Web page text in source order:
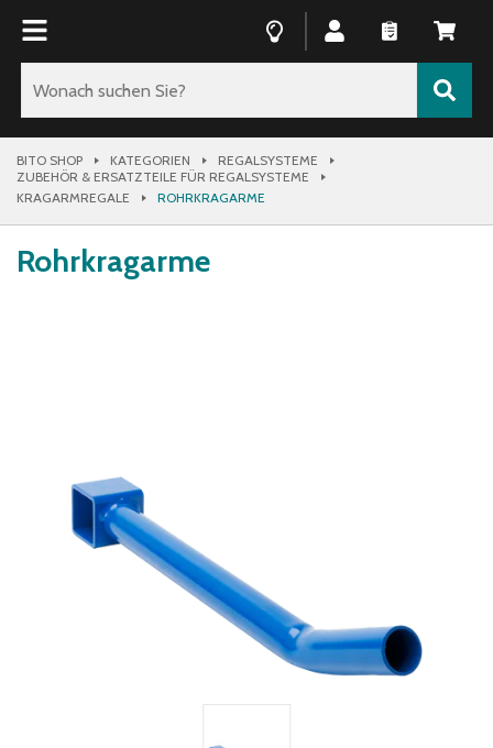
BITO SHOP KATEGORIEN
REGALSYSTEME
ZUBEHÖR & ERSATZTEILE FÜR REGALSYSTEME
KRAGARMREGALE
ROHRKRAGARME
Rohrkragarme